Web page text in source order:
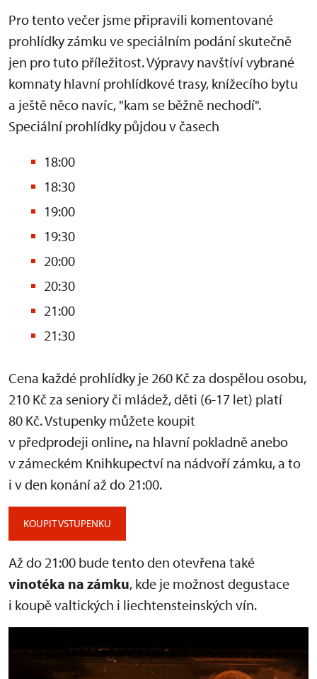
Pro tento večer jsme připravili komentované
prohlídky zámku ve speciálním podání skutečně
jen pro tuto příležitost. Výpravy navštíví vybrané
komnaty hlavní prohlídkové trasy, knížecího bytu
a ještě něco navíc, "kam se běžně nechodí".
Speciální prohlídky půjdou v časech
18:00
18:30
19:00
19:30
20:00
20:30
21:00
21:30
Cena každé prohlídky je 260 Kč za dospělou osobu,
210 Kč za seniory či mládež, děti (6-17 let) platí
80 Kč. Vstupenky můžete koupit
v předprodeji online, na hlavní pokladně anebo
v zámeckém Knihkupectví na nádvoří zámku, a to
i v den konání až do 21:00.
KOUPIT VSTUPENKU
Až do 21:00 bude tento den otevřena také
vinotéka na zámku, kde je možnost degustace
i koupě valtických i liechtensteinských vín.